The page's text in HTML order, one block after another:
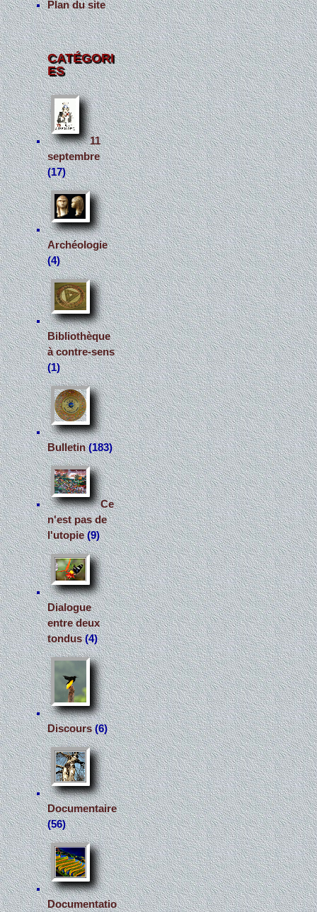
Plan du site
CATÉGORI
ES
11
septembre
(17)
Archéologie
(4)
Bibliothèque
à contre-sens
(1)
Bulletin(183)
Ce
n'est pas de
l'utopie(9)
Dialogue
entre deux
tondus(4)
Discours(6)
Documentaire
(56)
Documentatio